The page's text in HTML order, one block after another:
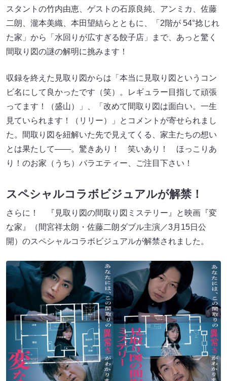
スタントの竹内由恵、ゲストの石原良純、アンミカ、佐藤
二朗、瀧本美織、本田望結らとともに、「2階が 54°捻じれ
た家」から「水回りが広すぎる餃子店」まで、あっと驚く
間取り図の謎の解明に挑みます！
収録を終えた見取り図からは「本当に見取り図というコン
ビ名にして良かったです（笑）。レギュラー目指して頑張
ってます！（盛山）」、「改めて間取り図は面白い。一生
見ていられます！（リリー）」とコメントが寄せられまし
た。間取り図を紐解いた先で見えてくる、家主たちの想い
とは果たして――。驚きあり！ 笑いあり！ ほっこりあ
り！のお家（うち）バラエティー、ご注目下さい！
スペシャルコラボビジュアルが解禁！
さらに！ 『見取り図の間取り図ミステリー』と映画『変
な家』（間宮祥太朗・佐藤二朗ダブル主演／3月15日公
開）のスペシャルコラボビジュアルが解禁されました。